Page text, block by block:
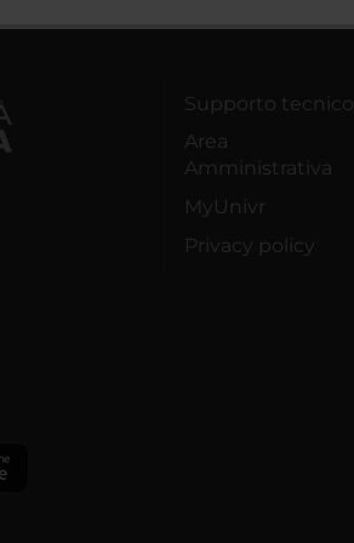
Supporto tecnico
Area
Amministrativa
MyUnivr
Privacy policy